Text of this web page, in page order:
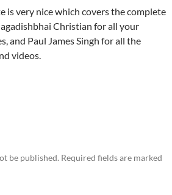
is very nice which covers the complete
Christian for all your
and Paul James Singh for all the
videos.
be published. Required fields are marked